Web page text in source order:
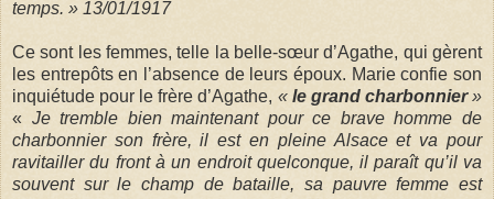
temps. » 13/01/1917
Ce sont les femmes, telle la belle-sœur d’Agathe, qui gèrent
les entrepôts en l’absence de leurs époux. Marie confie son
inquiétude pour le frère d’Agathe, « le grand charbonnier»
« Je tremble bien maintenant pour ce brave homme de
charbonnier son frère, il est en pleine Alsace et va pour
ravitailler du front à un endroit quelconque, il paraît qu’il va
souvent sur le champ de bataille, sa pauvre femme est